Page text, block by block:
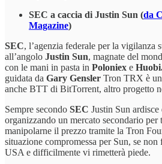
SEC a caccia di Justin Sun (da
Magazine)
SEC, l’agenzia federale per la vigilanza
all’angolo Justin Sun, magnate del
con le mani in pasta in Poloniex e
guidata da Gary Gensler Tron TRX è
anche BTT di BitTorrent, altro progetto
Sempre secondo SEC Justin Sun ardisce
organizzando un mercato secondario per
manipolarne il prezzo tramite la Tron
situazione compromessa per Sun, se
USA e difficilmente vi rimetterà piede.